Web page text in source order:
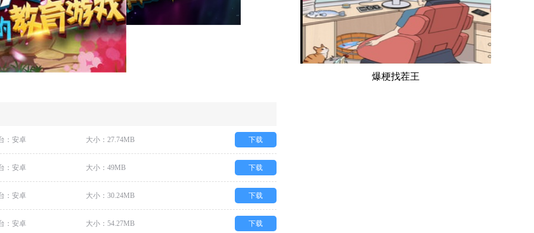
：安卓 大小：27.74MB 下载
：安卓 大小：49MB 下载
：安卓 大小：30.24MB 下载
：安卓 大小：54.27MB 下载
爆梗找茬王